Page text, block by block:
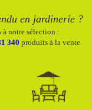
en jardinerie ?
à notre sélection :
340 produits à la vente